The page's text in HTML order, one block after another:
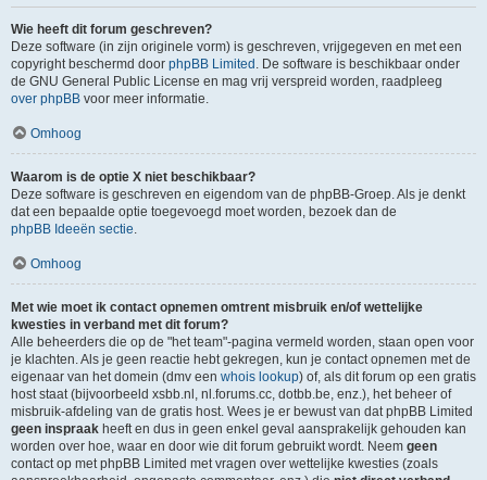
Wie heeft dit forum geschreven?
Deze software (in zijn originele vorm) is geschreven, vrijgegeven en met een
copyright beschermd door phpBB Limited . De software is beschikbaar onder
de GNU General Public License en mag vrij verspreid worden, raadpleeg
over phpBB voor meer informatie.
Omhoog
Waarom is de optie X niet beschikbaar?
Deze software is geschreven en eigendom van de phpBB-Groep. Als je denkt
dat een bepaalde optie toegevoegd moet worden, bezoek dan de
phpBB Ideeën sectie.
Omhoog
Met wie moet ik contact opnemen omtrent misbruik en/of wettelijke
kwesties in verband met dit forum?
Alle beheerders die op de "het team"-pagina vermeld worden, staan open voor
je klachten. Als je geen reactie hebt gekregen, kun je contact opnemen met de
eigenaar van het domein (dmv een whois lookup) of, als dit forum op een gratis
host staat (bijvoorbeeld xsbb.nl, nl.forums.cc, dotbb.be, enz.), het beheer of
misbruik-afdeling van de gratis host. Wees je er bewust van dat phpBB Limited
geen inspraak heeft en dus in geen enkel geval aansprakelijk gehouden kan
worden over hoe, waar en door wie dit forum gebruikt wordt. Neem geen
contact op met phpBB Limited met vragen over wettelijke kwesties (zoals